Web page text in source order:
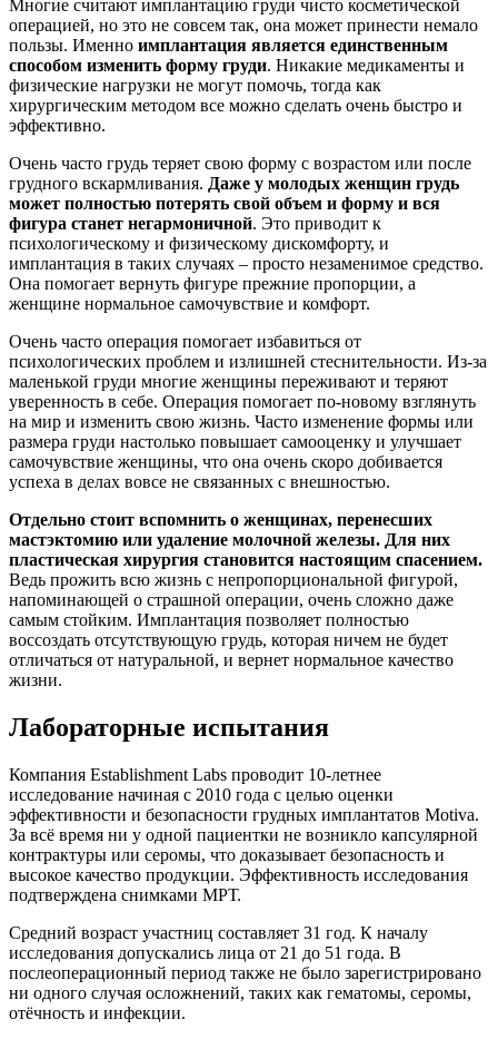
Многие считают имплантацию груди чисто косметической
операцией, но это не совсем так, она может принести немало
пользы. Именно имплантация является единственным
способом изменить форму груди. Никакие медикаменты и
физические нагрузки не могут помочь, тогда как
хирургическим методом все можно сделать очень быстро и
эффективно.
Очень часто грудь теряет свою форму с возрастом или после
грудного вскармливания. Даже у молодых женщин грудь
может полностью потерять свой объем и форму и вся
фигура станет негармоничной. Это приводит к
психологическому и физическому дискомфорту, и
имплантация в таких случаях – просто незаменимое средство.
Она помогает вернуть фигуре прежние пропорции, а
женщине нормальное самочувствие и комфорт.
Очень часто операция помогает избавиться от
психологических проблем и излишней стеснительности. Из-за
маленькой груди многие женщины переживают и теряют
уверенность в себе. Операция помогает по-новому взглянуть
на мир и изменить свою жизнь. Часто изменение формы или
размера груди настолько повышает самооценку и улучшает
самочувствие женщины, что она очень скоро добивается
успеха в делах вовсе не связанных с внешностью.
Отдельно стоит вспомнить о женщинах, перенесших
мастэктомию или удаление молочной железы. Для них
пластическая хирургия становится настоящим спасением.
Ведь прожить всю жизнь с непропорциональной фигурой,
напоминающей о страшной операции, очень сложно даже
самым стойким. Имплантация позволяет полностью
воссоздать отсутствующую грудь, которая ничем не будет
отличаться от натуральной, и вернет нормальное качество
жизни.
Лабораторные испытания
Компания Establishment Labs проводит 10-летнее
исследование начиная с 2010 года с целью оценки
эффективности и безопасности грудных имплантатов Motiva.
За всё время ни у одной пациентки не возникло капсулярной
контрактуры или серомы, что доказывает безопасность и
высокое качество продукции. Эффективность исследования
подтверждена снимками МРТ.
Средний возраст участниц составляет 31 год. К началу
исследования допускались лица от 21 до 51 года. В
послеоперационный период также не было зарегистрировано
ни одного случая осложнений, таких как гематомы, серомы,
отёчность и инфекции.